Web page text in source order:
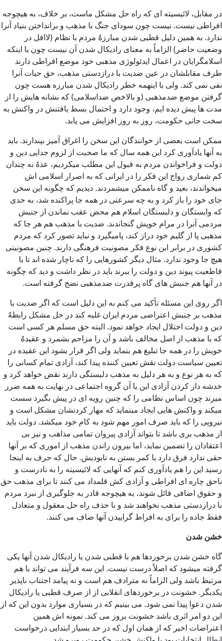
در مقابل، لائیسیته ای كه راه حل مشكل ماست، بر خلاف، به هیچوجه
افراطی نیست. نیست چون سودای جنگ با مذهب و برانداختن بنیاد آنرا
ندارد. به همین دلیل قطبی شدن مبارزهٌ مردم با نظام (لااقل در
وضعیت حاضر) الزاماً به معنای رادیكال شدن آن نیست چون با اینكه
اسلامگرایان در اعمال ایدئولوژی مذهبی خود موضع افراطی دارند
طرف مقابلشان در عین ضدیت با درازدستی مذهب، حق حیات آنرا
نفی نمی كند. ولی با اینهمه خطر رادیكال شدن مبارزه هست چون
گرفتن موضع ضدمذهبی (و بالاخص ضداسلامی) كه نشانه هایش را از
مدت ها پیش دیده ایم، وجود دارد و احتمال بسط یافتنش در واكنش به
سخت جانی حكومت، روز به روز افزایش می یابد.
ممكن است بعضی از خوانندگان این سخن را اغراق آمیز بپندارند. باید
به آنها یادآوری كرد این همه سال كه ما صحبت از لزوم جدایی دین و
دولت و فراخواندن مردم به قبول این مطلب میكردیم، عدهٌ نه چندان
کم شماری رواج این فکر را در ایرانی كه به اصرار اسلامی اش
میخواندند، بعید و گاه ناممكن میشمردند. دیدیم كه چگونه این سخن
جای خود را باز كرد و به چه سرعتی در همه جا پراكنده شد، به حدی
كه وابستگان و دلبستگان اسلام هم محض عقب نماندن از جنبش
مردمی آنرا در مرام خویش گنجاندند. ضدیت با مذهب هم هر جا كه
مذهبی پا از گلیم خود دراز كند، پامیگیرد و نباید تصور كرد كه مردم
كشوری در برابر این نوع فكر مصونیت فرهنگی دارند. چنین مصونیتی
هیچ جا وجود ندارد. مثال دیگر كشورهایی را كه ناچار شده اند تا با
قاطعیت پیوند دین و دولت را ببرند باید در نظر داشت و دید كه چگونه
در آنها هم جنبش های گاه پرقدرت ضدمذهبی نضج گرفته است.
اگر روی این مسئله تأكید می كنم به این دلیل است كه اگر ضدیت با
مذهب بر جنبش اعتراضی مردم ایران غلبه كند در حل مشكل رابطهٌ
دین و دولت اختلال ایجاد خواهد نمود. البته حق مسلم هر كسی است
كه با مذهب از اصل مخالف باشد و آن را مزاحم بشمرد و عقیدهٌ
خویش را در همه جا تبلیغ هم بنماید ولی اگر قرار بشود این عقیده در
تعیین سیاست دولت نقش تعیین كننده پیدا كند، آزادی تمام كسانی را
كه به هر نوع و به هر دلیل به مذهب دلبستگی دارند نقض خواهد كرد و
خدشه دار كردن آزادی این یا آن گروه اجتماعی در نهایت به همه ضرر
میزند چون اساس نظامی را كه چنین رویه ای در پیش بگیرد سست
میكند و واكنش هایی ایجاد مینماید كه مهار كردنشان مشكل است و
نیرویی را كه باید صرف امور مهم شود به كام خود میكشد. دولت باید
از مذهب بری باشد تا بتواند آزادی پیروان تمامی مذاهب و نیز بی
اعتقادان را تضمین نماید، اما بیرون راندن مذهب از اموری كه بر آنها
حقی ندارد فرق دارد با كمر بستن به نابودیش. حال که حرف به اینجا
رسید این را هم یادآوری كنم كه آنهایی كه لائیسیته را به نادرست و
ناحق چاره ای افراطی و آزادی كش قلمداد می كنند تا برای مذهب حق
و حقوق اضافی قائل شوند، به هیچوجه قادر به جلوگیری از نبرد مردم
با درازدستی مذهب نخواهند شد و با حذف راه حل معقول و متعادل
فقط جاده را برای به افراط گراییدن آنها صاف می كنند.
خشن شدن
گاه خشن شدن برخوردها هم با قطبی شدن یا رادیكال شدن آنها یكی
گرفته میشود كه اصلاً درست نیست. این سه فرآیند می تواند با هم
مرتبط باشد ولی الزاماً نه مترادف هم است و نه پیامد اجتناب ناپذیر
یكدیگر. خشونت در برخوردهای انقلابی از از صرف قطبی یا رادیكال
شدن دعوا پیدا نمی شود. می بینیم كه در بسیاری موارد بدون این كه از
این دو امر اثری باشد خشونت بروز می كند. نمونه اش همین
اعتراضات اخیر كه از همان اول كه در حد بسیار ابتدایی درخواست